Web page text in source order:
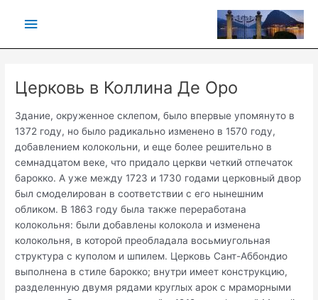
Menu
principale
Церковь в Коллина Де Оро
Здание, окруженное склепом, было впервые упомянуто в
1372 году, но было радикально изменено в 1570 году,
добавлением колокольни, и еще более решительно в
семнадцатом веке, что придало церкви четкий отпечаток
барокко. А уже между 1723 и 1730 годами церковный двор
был смоделирован в соответствии с его нынешним
обликом. В 1863 году была также переработана
колокольня: были добавлены колокола и изменена
колокольня, в которой преобладала восьмиугольная
структура с куполом и шпилем. Церковь Сант-Аббондио
выполнена в стиле барокко; внутри имеет конструкцию,
разделенную двумя рядами круглых арок с мраморными